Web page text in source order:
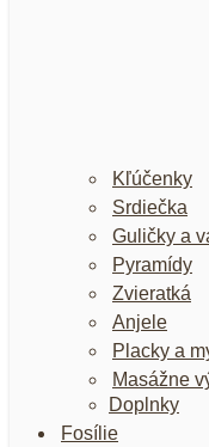
Kľúčenky
Srdiečka
Guličky a
Pyramídy
Zvieratká
Anjele
Placky a
Masážne
Doplnky
Fosílie